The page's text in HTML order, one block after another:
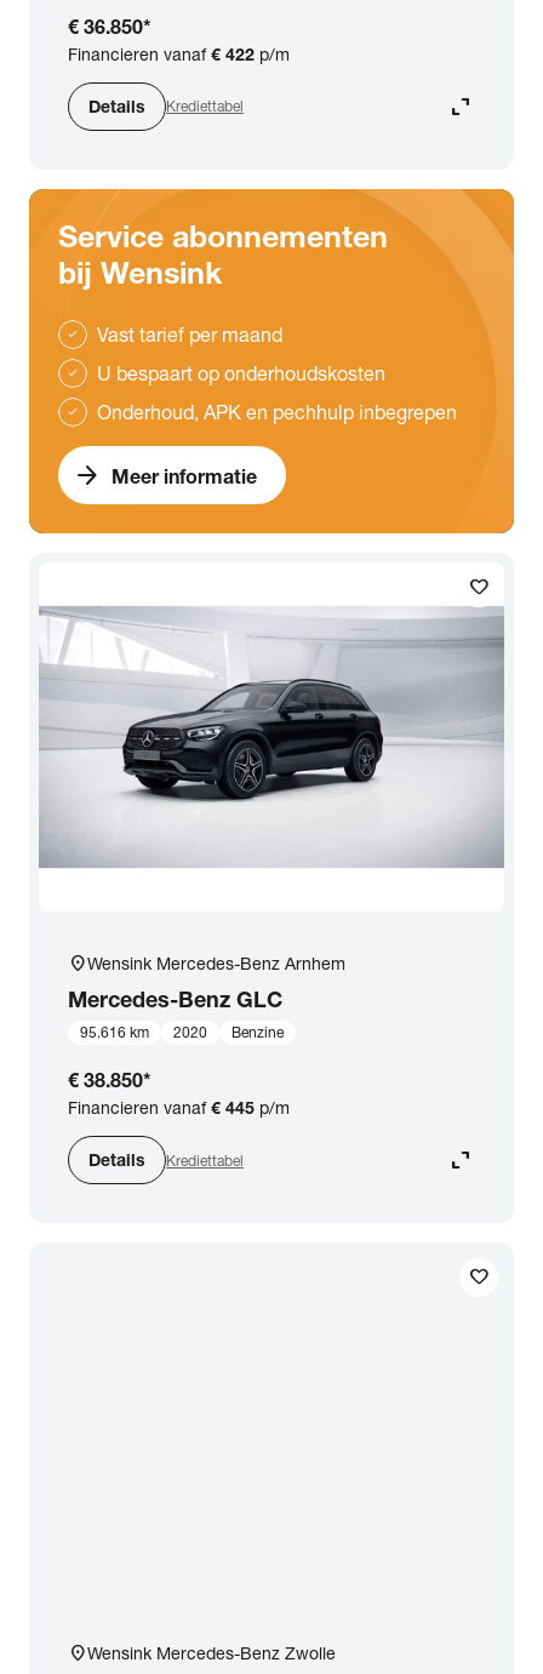
€ 36.850*
Financieren vanaf€ 422 p/m
Details Krediettabel expand_content
Service abonnementen
bij Wensink
check Vast tarief per maand
check U bespaart op onderhoudskosten
check Onderhoud, APK en pechhulp inbegrepen
arrow_forward Meer informatie
favorite
location_onWensink Mercedes-Benz Arnhem
Mercedes-Benz GLC
95.616 km 2020 Benzine
€ 38.850*
Financieren vanaf€ 445 p/m
Details Krediettabel expand_content
favorite
location_onWensink Mercedes-Benz Zwolle